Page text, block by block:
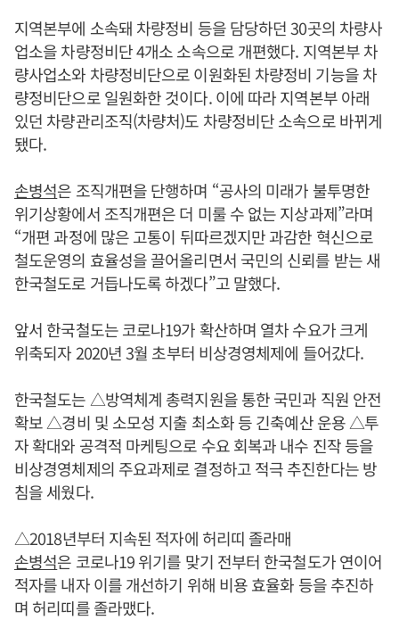
지역본부에 소속돼 차량정비 등을 담당하던 30곳의 차량사
업소을 차량정비단 4개소 소속으로 개편했다. 지역본부 차
량사업소와 차량정비단으로 이원화된 차량정비 기능을 차
량정비단으로 일원화한 것이다. 이에 따라 지역본부 아래
있던 차량관리조직(차량처)도 차량정비단 소속으로 바뀌게
됐다.
손병석은 조직개편을 단행하며 “공사의 미래가 불투명한
위기상황에서 조직개편은 더 미룰 수 없는 지상과제”라며
“개편 과정에 많은 고통이 뒤따르겠지만 과감한 혁신으로
철도운영의 효율성을 끌어올리면서 국민의 신뢰를 받는 새
한국철도로 거듭나도록 하겠다”고 말했다.
앞서 한국철도는 코로나19가 확산하며 열차 수요가 크게
위축되자 2020년 3월 초부터 비상경영체제에 들어갔다.
한국철도는 △방역체계 총력지원을 통한 국민과 직원 안전
확보 △경비 및 소모성 지출 최소화 등 긴축예산 운용 △투
자 확대와 공격적 마케팅으로 수요 회복과 내수 진작 등을
비상경영체제의 주요과제로 결정하고 적극 추진한다는 방
침을 세웠다.
△2018년부터 지속된 적자에 허리띠 졸라매
손병석은 코로나19 위기를 맞기 전부터 한국철도가 연이어
적자를 내자 이를 개선하기 위해 비용 효율화 등을 추진하
며 허리띠를 졸라맸다.